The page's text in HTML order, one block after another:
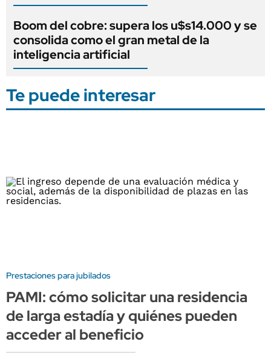
Boom del cobre: supera los u$s14.000 y se
consolida como el gran metal de la
inteligencia artificial
Te puede interesar
Prestaciones para jubilados
PAMI: cómo solicitar una residencia
de larga estadía y quiénes pueden
acceder al beneficio